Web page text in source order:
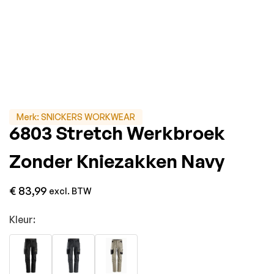
Merk: SNICKERS WORKWEAR
6803 Stretch Werkbroek
Zonder Kniezakken Navy
€ 83,99 excl. BTW
Kleur: